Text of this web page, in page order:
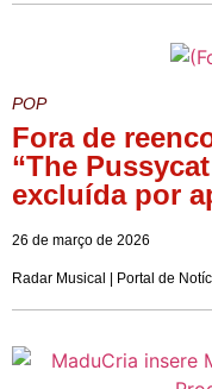
POP
Fora de
“The
excluída por
26 de março de 2026
Radar Musical | Portal de